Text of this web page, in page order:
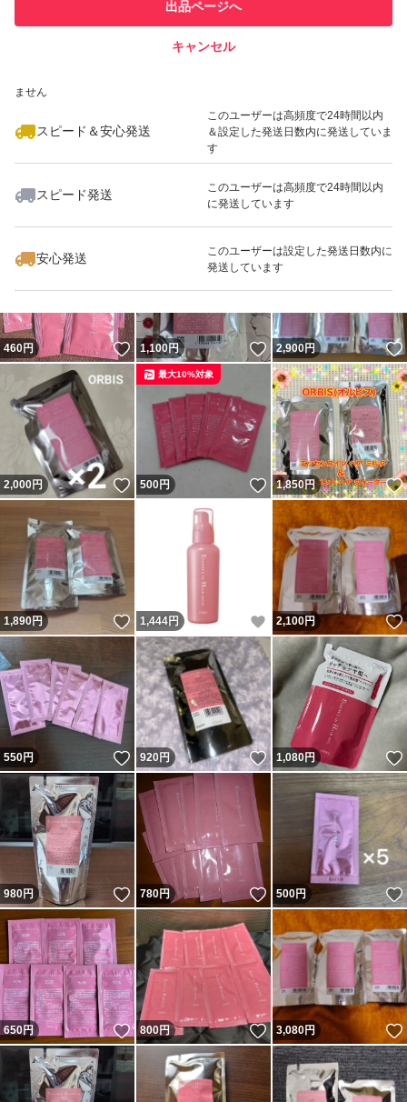
での取引実績があります
ません
スピード＆安心発送
このユーザーは高頻度で24時間以内
＆設定した発送日数内に発送していま
す
スピード発送
このユーザーは高頻度で24時間以内
に発送しています
安心発送
このユーザーは設定した発送日数内に
発送しています
出品ページへ
キャンセル
いいね！
1,150
460円 いいね！
1,100円 いいね！
2,900円
2,000円 いいね！
500円 いいね！
最大10%対象
1,850円
1,890円 いいね！
1,444円 いいね！
2,100円
550円 いいね！
920円 いいね！
1,080円
980円 いいね！
780円 いいね！
500円
650円 いいね！
800円 いいね！
3,080円